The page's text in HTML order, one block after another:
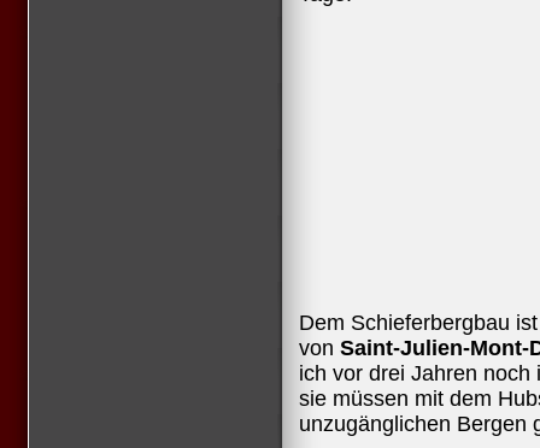
Dem Schieferbergbau
von Saint-Julien-Mont-
ich vor drei Jahren
sie müssen mit dem
unzugänglichen Bergen